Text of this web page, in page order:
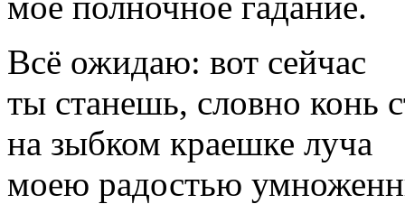
Всё ожидаю: вот сейчас
ты станешь, словно конь
на зыбком краешке луча
моею радостью